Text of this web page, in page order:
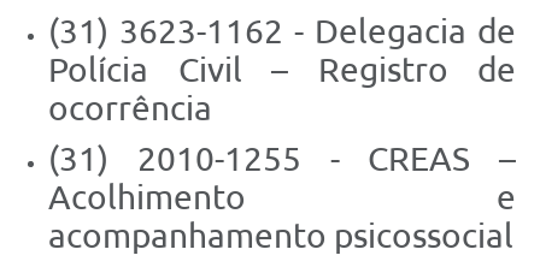
(31) 3623-1162 - Delegacia de
Polícia Civil – Registro de
ocorrência
(31) 2010-1255 - CREAS –
Acolhimento e
acompanhamento psicossocial